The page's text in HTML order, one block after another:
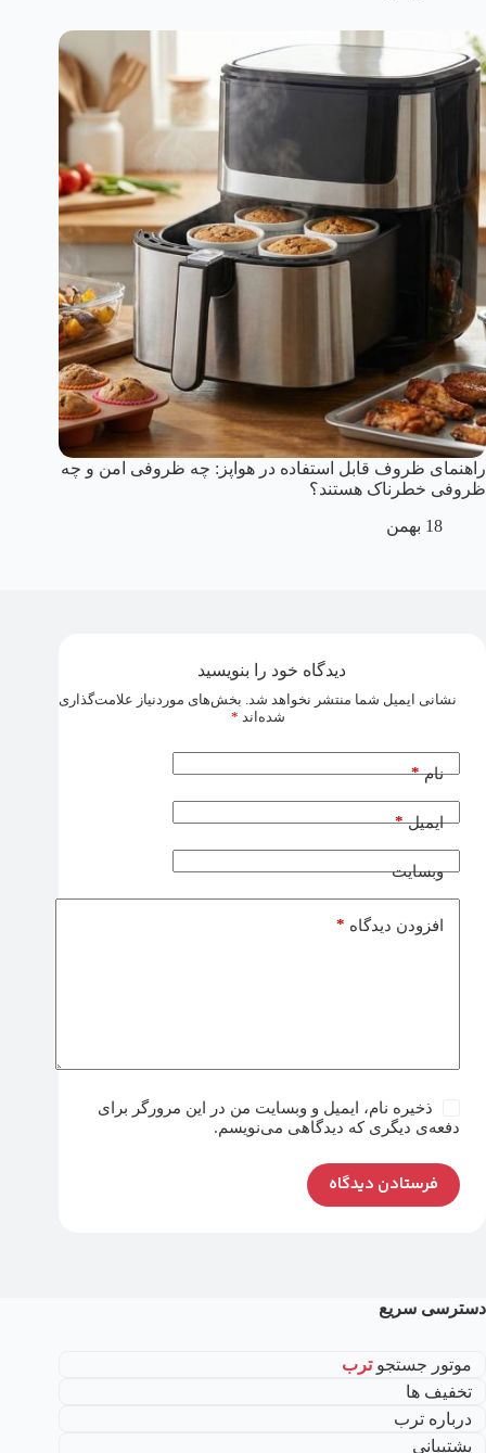
راهنمای ظروف قابل استفاده در هواپز: چه ظروفی امن و چه
ظروفی خطرناک هستند؟
18 بهمن
دیدگاه خود را بنویسید
نشانی ایمیل شما منتشر نخواهد شد. بخش‌های موردنیاز علامت‌گذاری
شده‌اند *
نام*
ایمیل*
وبسایت
افزودن دیدگاه *
ذخیره نام، ایمیل و وبسایت من در این مرورگر برای
دفعه‌ی دیگری که دیدگاهی می‌نویسم.
فرستادن دیدگاه
دسترسی سریع
موتور جستجوترب
تخفیف ها
درباره ترب
پشتیبانی